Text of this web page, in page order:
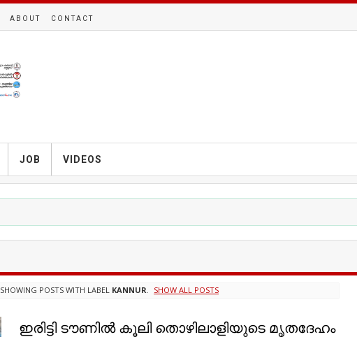
ABOUT CONTACT
JOB VIDEOS
SHOWING POSTS WITH LABEL KANNUR. SHOW ALL POSTS
ഇരിട്ടി ടൗണിൽ കൂലി തൊഴിലാളിയുടെ മൃതദേഹം